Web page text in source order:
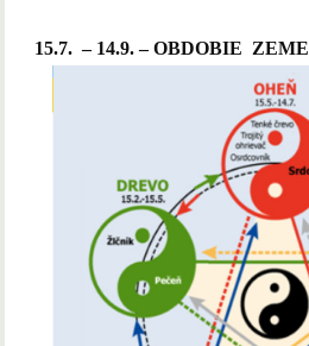
15.7. – 14.9. – OBDOBIE ZEME